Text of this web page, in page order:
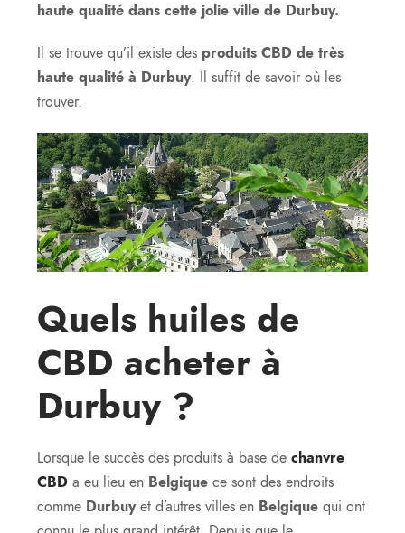
haute qualité dans cette jolie ville de Durbuy.
Il se trouve qu’il existe des produits CBD de très
haute qualité à Durbuy. Il suffit de savoir où les
trouver.
Quels huiles de
CBD acheter à
Durbuy ?
Lorsque le succès des produits à base de chanvre
CBD a eu lieu en Belgique ce sont des endroits
comme Durbuyet d’autres villes en Belgique qui ont